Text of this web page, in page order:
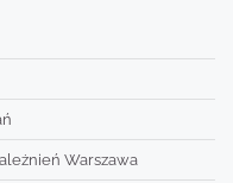
Warszawa